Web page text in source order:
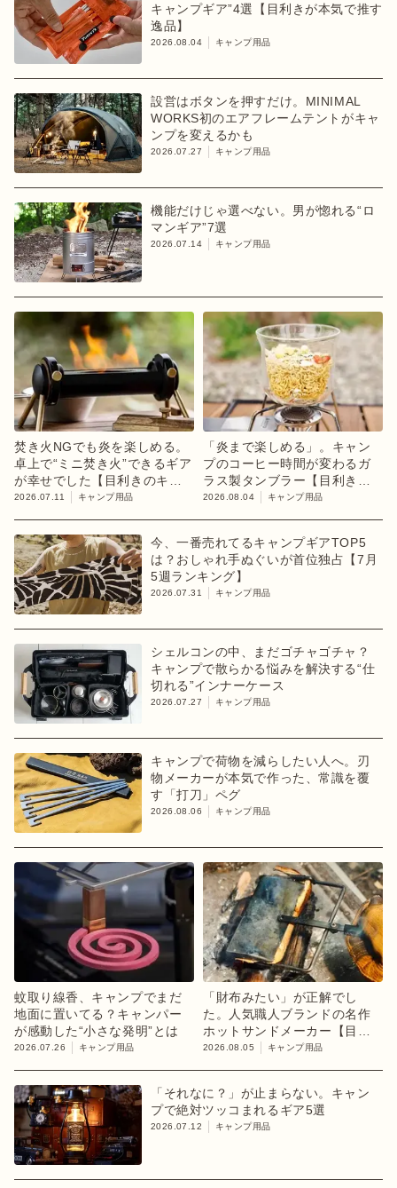
キャンプギア”4選【目利きが本気で推す
逸品】
2026.08.04 キャンプ用品
設営はボタンを押すだけ。MINIMAL
WORKS初のエアフレームテントがキャ
ンプを変えるかも
2026.07.27 キャンプ用品
機能だけじゃ選べない。男が惚れる“ロ
マンギア”7選
2026.07.14 キャンプ用品
焚き火NGでも炎を楽しめる。
卓上で“ミニ焚き火”できるギア
が幸せでした【目利きのキャ
ンプギア】
2026.07.11 キャンプ用品
「炎まで楽しめる」。キャン
プのコーヒー時間が変わるガ
ラス製タンブラー【目利きの
キャンプギア】
2026.08.04 キャンプ用品
今、一番売れてるキャンプギアTOP5
は？おしゃれ手ぬぐいが首位独占【7月
5週ランキング】
2026.07.31 キャンプ用品
シェルコンの中、まだゴチャゴチャ？
キャンプで散らかる悩みを解決する“仕
切れる”インナーケース
2026.07.27 キャンプ用品
キャンプで荷物を減らしたい人へ。刃
物メーカーが本気で作った、常識を覆
す「打刀」ペグ
2026.08.06 キャンプ用品
蚊取り線香、キャンプでまだ
地面に置いてる？キャンパー
が感動した“小さな発明”とは
2026.07.26 キャンプ用品
「財布みたい」が正解でし
た。人気職人ブランドの名作
ホットサンドメーカー【目利
きのキャンプギア】
2026.08.05 キャンプ用品
「それなに？」が止まらない。キャン
プで絶対ツッコまれるギア5選
2026.07.12 キャンプ用品